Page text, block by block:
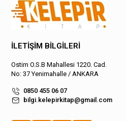
İLETİŞİM BİLGİLERİ
Ostim O.S.B Mahallesi 1220. Cad.
No: 37 Yenimahalle / ANKARA
0850 455 06 07
bilgi.kelepirkitap@gmail.com